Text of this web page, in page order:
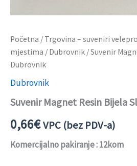
Početna / Trgovina – suveniri
mjestima / Dubrovnik / Suvenir
Dubrovnik
Dubrovnik
Suvenir Magnet Resin Bijela
0,66€VPC (bez PDV-a)
Komercijalno pakiranje : 12kom